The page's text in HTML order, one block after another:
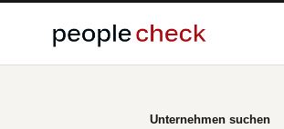
Unternehmen suchen